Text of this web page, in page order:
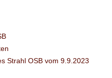
Strahl OSB vom 9.9.2023